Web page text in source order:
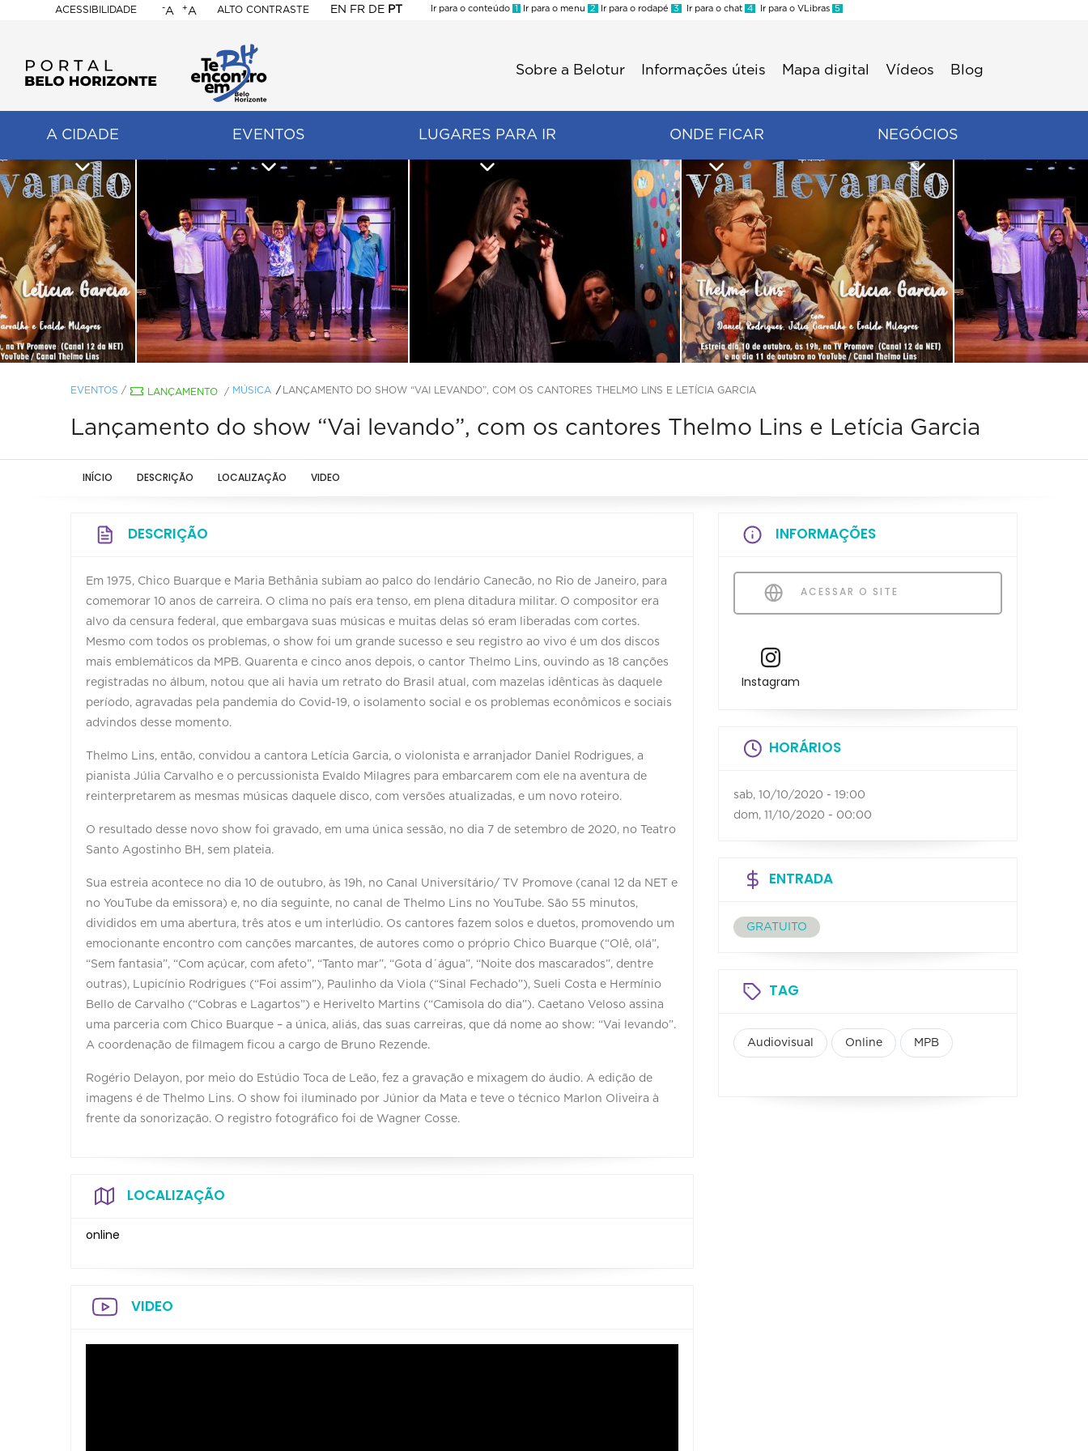
ACESSIBILIDADE
BELO
HORIZONTE
-A +A ALTO CONTRASTE EN FR DE PT
Ir para o conteúdo 1 Ir para o menu 2 Ir para o rodapé 3 Ir para o chat 4 Ir para o VLibras 5
Sobre a Belotur Informações úteis Mapa digital Vídeos Blog
A CIDADE EVENTOS LUGARES PARA IR ONDE FICAR NEGÓCIOS
EVENTOS / LANÇAMENTO / MÚSICA LANÇAMENTO DO SHOW “VAI LEVANDO”, COM OS CANTORES THELMO LINS E LETÍCIA GARCIA
Lançamento do show “Vai levando”, com os cantores Thelmo Lins e Letícia Garcia
INÍCIO DESCRIÇÃO LOCALIZAÇÃO VIDEO
DESCRIÇÃO
Em 1975, Chico Buarque e Maria Bethânia subiam ao palco do lendário Canecão, no Rio de Janeiro, para
comemorar 10 anos de carreira. O clima no país era tenso, em plena ditadura militar. O compositor era
alvo da censura federal, que embargava suas músicas e muitas delas só eram liberadas com cortes.
Mesmo com todos os problemas, o show foi um grande sucesso e seu registro ao vivo é um dos discos
mais emblemáticos da MPB. Quarenta e cinco anos depois, o cantor Thelmo Lins, ouvindo as 18 canções
registradas no álbum, notou que ali havia um retrato do Brasil atual, com mazelas idênticas às daquele
período, agravadas pela pandemia do Covid-19, o isolamento social e os problemas econômicos e sociais
advindos desse momento.
Thelmo Lins, então, convidou a cantora Letícia Garcia, o violonista e arranjador Daniel Rodrigues, a
pianista Júlia Carvalho e o percussionista Evaldo Milagres para embarcarem com ele na aventura de
reinterpretarem as mesmas músicas daquele disco, com versões atualizadas, e um novo roteiro.
O resultado desse novo show foi gravado, em uma única sessão, no dia 7 de setembro de 2020, no Teatro
Santo Agostinho BH, sem plateia.
Sua estreia acontece no dia 10 de outubro, às 19h, no Canal Universítário/ TV Promove (canal 12 da NET e
no YouTube da emissora) e, no dia seguinte, no canal de Thelmo Lins no YouTube. São 55 minutos,
divididos em uma abertura, três atos e um interlúdio. Os cantores fazem solos e duetos, promovendo um
emocionante encontro com canções marcantes, de autores como o próprio Chico Buarque (“Olê, olá”,
“Sem fantasia”, “Com açúcar, com afeto”, “Tanto mar”, “Gota d´água”, “Noite dos mascarados”, dentre
outras), Lupicínio Rodrigues (“Foi assim”), Paulinho da Viola (“Sinal Fechado”), Sueli Costa e Hermínio
Bello de Carvalho (“Cobras e Lagartos”) e Herivelto Martins (“Camisola do dia”). Caetano Veloso assina
uma parceria com Chico Buarque – a única, aliás, das suas carreiras, que dá nome ao show: “Vai levando”.
A coordenação de filmagem ficou a cargo de Bruno Rezende.
Rogério Delayon, por meio do Estúdio Toca de Leão, fez a gravação e mixagem do áudio. A edição de
imagens é de Thelmo Lins. O show foi iluminado por Júnior da Mata e teve o técnico Marlon Oliveira à
frente da sonorização. O registro fotográfico foi de Wagner Cosse.
LOCALIZAÇÃO
online
VIDEO
INFORMAÇÕES
ACESSAR O SITE
Instagram
HORÁRIOS
sab, 10/10/2020 - 19:00
dom, 11/10/2020 - 00:00
ENTRADA
GRATUITO
TAG
Audiovisual Online MPB